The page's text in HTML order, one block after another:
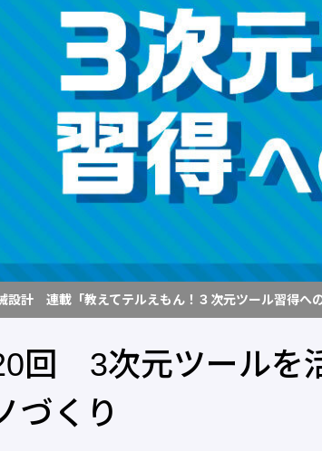
設計 連載「教えてテルえもん！３次元ツール習得へ
回 3次元ツールを
づくり